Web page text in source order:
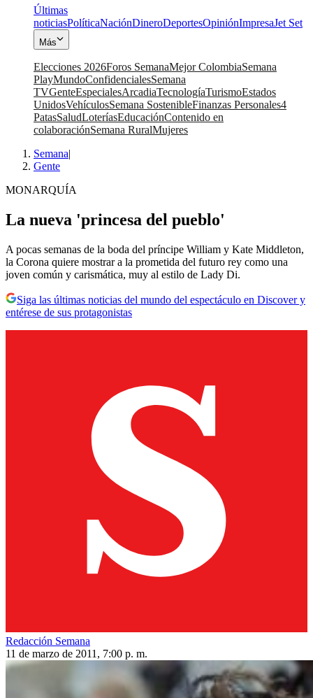
Últimas
noticiasPolíticaNaciónDineroDeportesOpiniónImpresaJet Set
Más
Elecciones 2026Foros SemanaMejor ColombiaSemana
PlayMundoConfidencialesSemana
TVGenteEspecialesArcadiaTecnologíaTurismoEstados
UnidosVehículosSemana SostenibleFinanzas Personales4
PatasSaludLoteríasEducaciónContenido en
colaboraciónSemana RuralMujeres
Semana|
Gente
MONARQUÍA
La nueva 'princesa del pueblo'
A pocas semanas de la boda del príncipe William y Kate Middleton,
la Corona quiere mostrar a la prometida del futuro rey como una
joven común y carismática, muy al estilo de Lady Di.
Siga las últimas noticias del mundo del espectáculo en Discover y
entérese de sus protagonistas
Redacción Semana
11 de marzo de 2011, 7:00 p. m.